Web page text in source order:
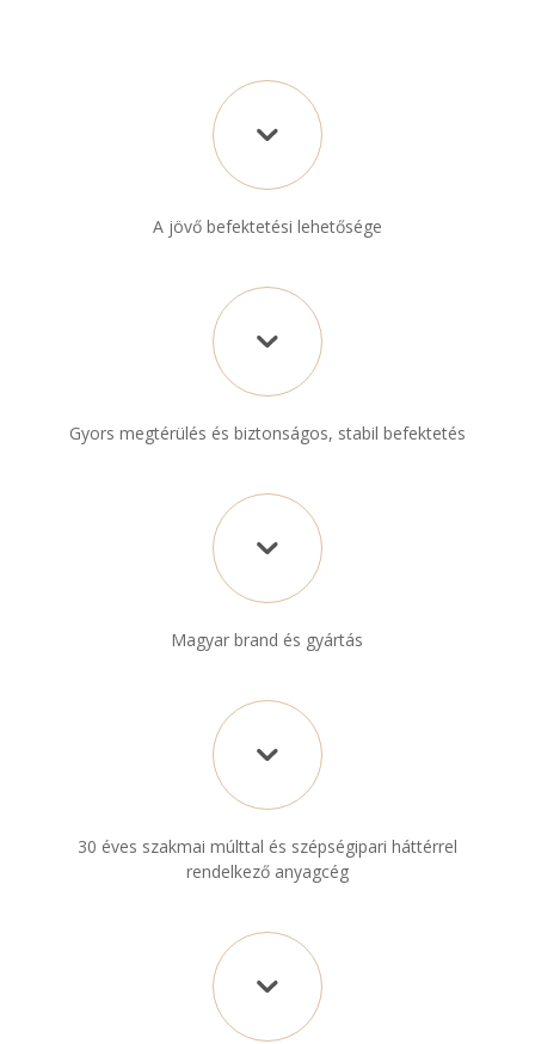
A jövő befektetési lehetősége
Gyors megtérülés és biztonságos, stabil befektetés
Magyar brand és gyártás
30 éves szakmai múlttal és szépségipari háttérrel
rendelkező anyagcég